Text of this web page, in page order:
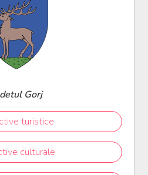
Gorj
turistice
culturale